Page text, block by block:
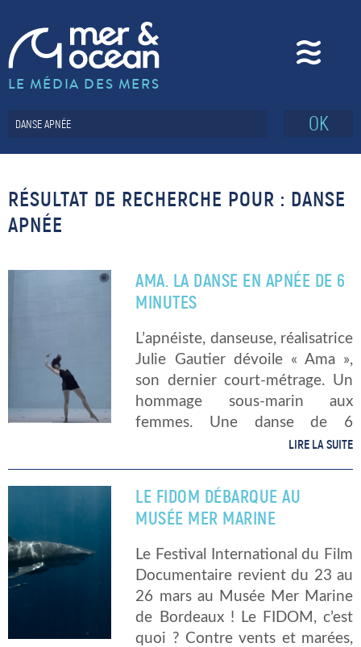
LE MÉDIA DES MERS
OK
RÉSULTAT DE RECHERCHE POUR : DANSE
APNÉE
AMA. LA DANSE EN APNÉE DE 6
MINUTES
L’apnéiste, danseuse, réalisatrice
Julie Gautier dévoile « Ama »,
son dernier court-métrage. Un
hommage sous-marin aux
femmes. Une danse de 6
minutes en apnée portant
Un ballet subaquatique dans la
lignée des productions de la
réalisatrice […]
LIRE LA SUITE
LE FIDOM DÉBARQUE AU
MUSÉE MER MARINE
Le Festival International du Film
Documentaire revient du 23 au
26 mars au Musée Mer Marine
de Bordeaux ! Le FIDOM, c’est
quoi ? Contre vents et marées,